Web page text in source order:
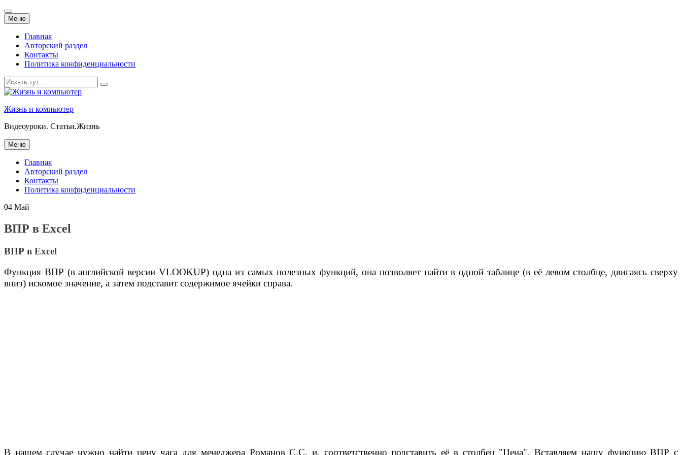
Меню Перейти
к
содержанию
Главная
Авторский раздел
Контакты
Политика конфиденциальности
Искать:
Жизнь и компьютер
Видеоуроки. Статьи.Жизнь
Меню Перейти
к
содержанию
Главная
Авторский раздел
Контакты
Политика конфиденциальности
04 Май
ВПР в Excel
ВПР в Excel
Функция ВПР (в английской версии VLOOKUP) одна из самых полезных функций, она позволяет найти в одной таблице (в её левом столбце, двигаясь сверху
вниз) искомое значение, а затем подставит содержимое ячейки справа.
В нашем случае нужно найти цену часа для менеджера Романов С.С. и, соответственно подставить её в столбец "Цена". Вставляем нашу функцию ВПР с